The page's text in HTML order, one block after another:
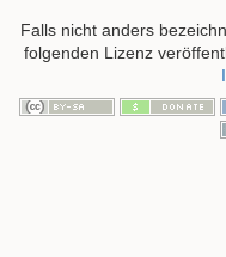
Falls nicht anders
folgenden Lizenz